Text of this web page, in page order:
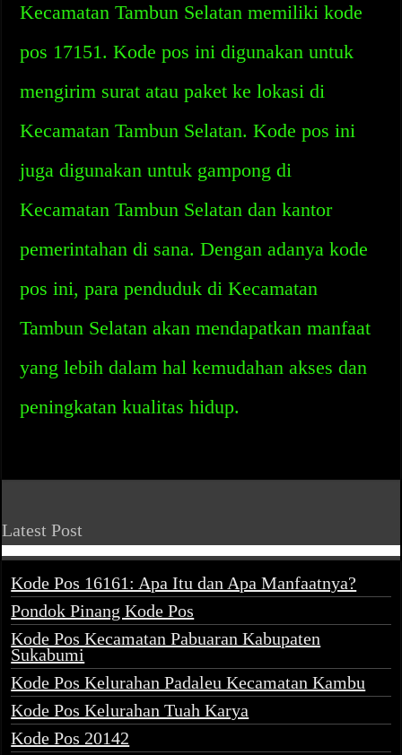
Kecamatan Tambun Selatan memiliki kode
pos 17151. Kode pos ini digunakan untuk
mengirim surat atau paket ke lokasi di
Kecamatan Tambun Selatan. Kode pos ini
juga digunakan untuk gampong di
Kecamatan Tambun Selatan dan kantor
pemerintahan di sana. Dengan adanya kode
pos ini, para penduduk di Kecamatan
Tambun Selatan akan mendapatkan manfaat
yang lebih dalam hal kemudahan akses dan
peningkatan kualitas hidup.
Latest Post
Kode Pos 16161: Apa Itu dan Apa Manfaatnya?
Pondok Pinang Kode Pos
Kode Pos Kecamatan Pabuaran Kabupaten
Sukabumi
Kode Pos Kelurahan Padaleu Kecamatan Kambu
Kode Pos Kelurahan Tuah Karya
Kode Pos 20142